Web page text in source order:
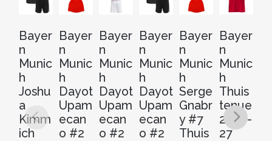
Bayer
n
Munic
h
Joshu
a
Kimm
ich
Bayer
n
Munic
h
Dayot
Upam
ecan
o #2
Bayer
n
Munic
h
Dayot
Upam
ecan
o #2
Bayer
n
Munic
h
Dayot
Upam
ecan
o #2
Bayer
n
Munic
h
Serge
Gnabr
y #7
Thuis
Bayer
n
Munic
h
Thuis
tenue
2026-
27